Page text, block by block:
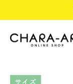
検索